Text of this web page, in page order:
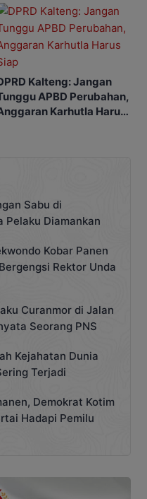
Kalteng: Jangan
APBD Perubahan,
Karhutla Harus
Sabu di
Pelaku Diamankan
Kobar Panen
Rektor Unda
Curanmor di Jalan
Seorang PNS
Kejahatan Dunia
Terjadi
Demokrat Kotim
Hadapi Pemilu